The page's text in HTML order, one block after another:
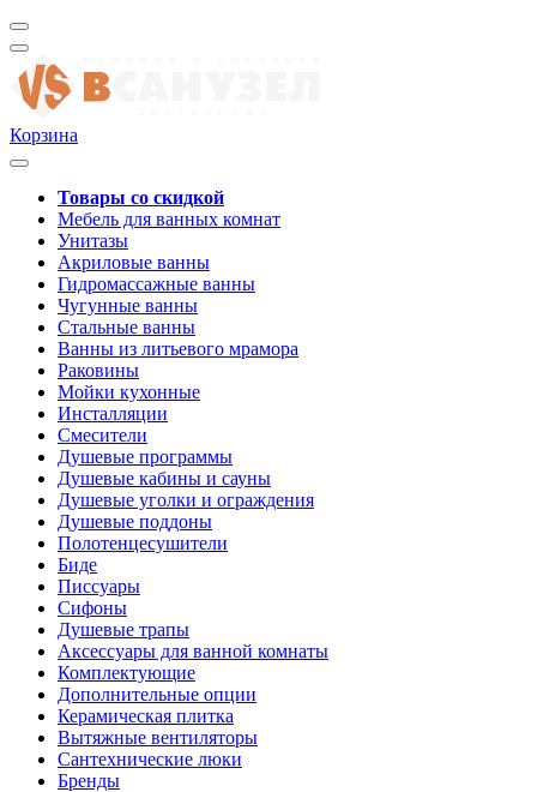
Корзина
Товары со скидкой
Мебель для ванных комнат
Унитазы
Акриловые ванны
Гидромассажные ванны
Чугунные ванны
Стальные ванны
Ванны из литьевого мрамора
Раковины
Мойки кухонные
Инсталляции
Смесители
Душевые программы
Душевые кабины и сауны
Душевые уголки и ограждения
Душевые поддоны
Полотенцесушители
Биде
Писсуары
Сифоны
Душевые трапы
Аксессуары для ванной комнаты
Комплектующие
Дополнительные опции
Керамическая плитка
Вытяжные вентиляторы
Сантехнические люки
Бренды